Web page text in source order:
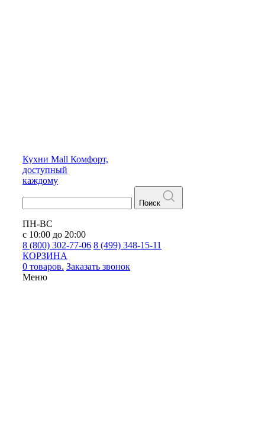
Кухни Mall Комфорт,
доступный
каждому
Поиск
ПН-ВС
с 10:00 до 20:00
8 (800) 302-77-06 8 (499) 348-15-11
КОРЗИНА
0 товаров. Заказать звонок
Меню